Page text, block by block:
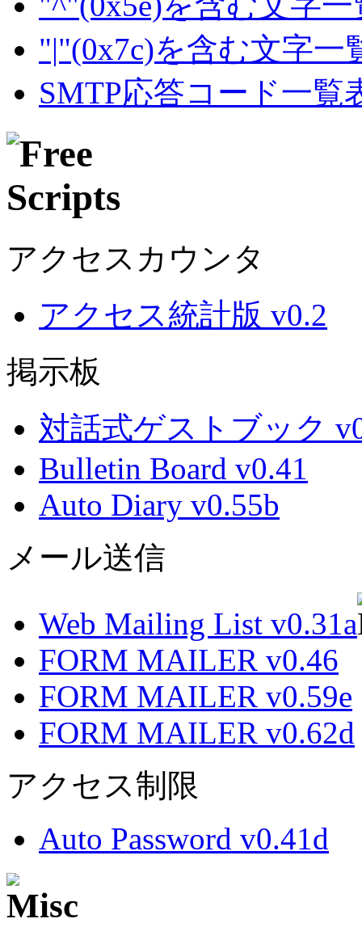
"|"(0x7c)を含む文字一
SMTP応答コード一覧
アクセスカウンタ
アクセス統計版 v0.2
掲示板
対話式ゲストブック
Bulletin Board v0.41
Auto Diary v0.55b
メール送信
Web Mailing List v0.31a
FORM MAILER v0.46
FORM MAILER v0.59e
FORM MAILER v0.62d
アクセス制限
Auto Password v0.41d